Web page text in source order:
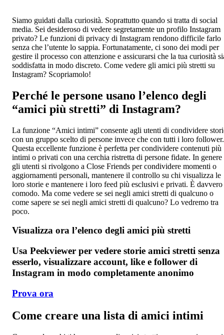
Siamo guidati dalla curiosità. Soprattutto quando si tratta di social
media. Sei desideroso di vedere segretamente un profilo Instagram
privato? Le funzioni di privacy di Instagram rendono difficile farlo
senza che l’utente lo sappia. Fortunatamente, ci sono dei modi per
gestire il processo con attenzione e assicurarsi che la tua curiosità
soddisfatta in modo discreto. Come vedere gli amici più stretti su
Instagram? Scopriamolo!
Perché le persone usano l’elenco degli
“amici più stretti” di Instagram?
La funzione “Amici intimi” consente agli utenti di condividere
con un gruppo scelto di persone invece che con tutti i loro follower.
Questa eccellente funzione è perfetta per condividere contenuti più
intimi o privati con una cerchia ristretta di persone fidate. In genere
gli utenti si rivolgono a Close Friends per condividere momenti o
aggiornamenti personali, mantenere il controllo su chi visualizza le
loro storie e mantenere i loro feed più esclusivi e privati. È davvero
comodo. Ma come vedere se sei negli amici stretti di qualcuno o
come sapere se sei negli amici stretti di qualcuno? Lo vedremo tra
poco.
Visualizza ora l’elenco degli amici più stretti
Usa Peekviewer per vedere storie amici stretti senza
esserlo, visualizzare account, like e follower di
Instagram in modo completamente anonimo
Prova ora
Come creare una lista di amici intimi